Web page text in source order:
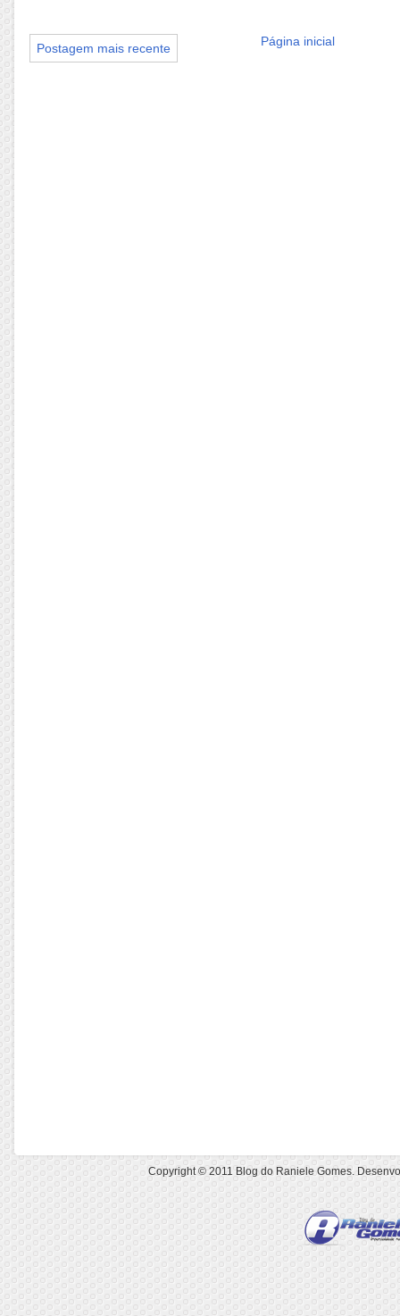
Postagem mais recente Página inicial
Copyright © 2011Blog do Raniele Gomes.